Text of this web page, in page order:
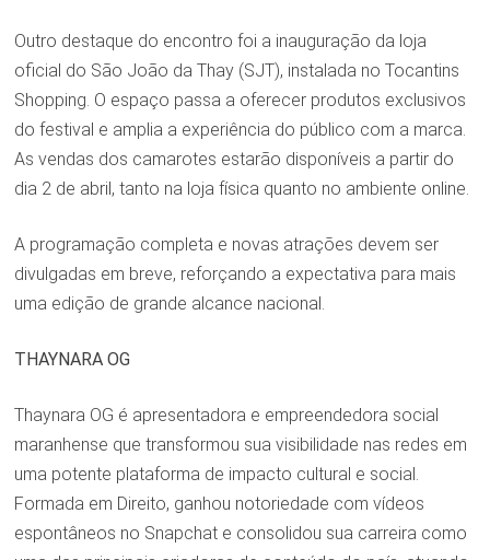
Outro destaque do encontro foi a inauguração da loja
oficial do São João da Thay (SJT), instalada no Tocantins
Shopping. O espaço passa a oferecer produtos exclusivos
do festival e amplia a experiência do público com a marca.
As vendas dos camarotes estarão disponíveis a partir do
dia 2 de abril, tanto na loja física quanto no ambiente online.
A programação completa e novas atrações devem ser
divulgadas em breve, reforçando a expectativa para mais
uma edição de grande alcance nacional.
THAYNARA OG
Thaynara OG é apresentadora e empreendedora social
maranhense que transformou sua visibilidade nas redes em
uma potente plataforma de impacto cultural e social.
Formada em Direito, ganhou notoriedade com vídeos
espontâneos no Snapchat e consolidou sua carreira como